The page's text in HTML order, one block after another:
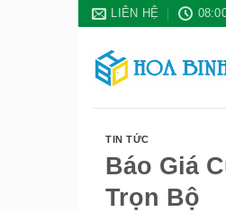
Bỏ
dung
LIÊN HỆ
TIN TỨC
Báo Giá
Trọn Bộ